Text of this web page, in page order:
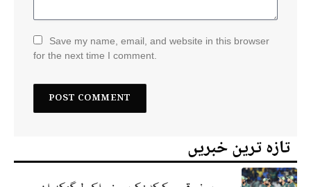
Save my name, email, and website in this browser
for the next time I comment.
تازہ ترین خبریں